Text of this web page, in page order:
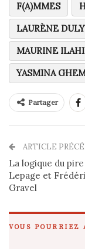
F(A)MMES
LAURÈNE
MAURINE
YASMINA
Partager
ARTICLE
La logique du
Lepage et
Gravel
VOUS POURRIEZ